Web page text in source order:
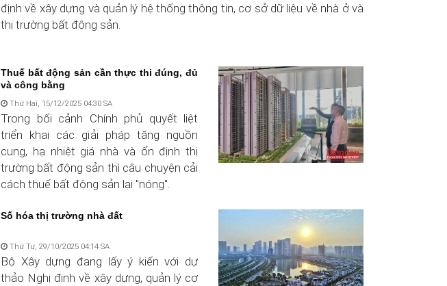
định về xây dựng và quản lý hệ thống thông tin, cơ sở dữ liệu về nhà ở và
thị trường bất động sản.
Thuế bất động sản cần thực thi đúng, đủ
và công bằng
Thứ Hai, 15/12/2025 04:30 SA
Trong bối cảnh Chính phủ quyết liệt
triển khai các giải pháp tăng nguồn
cung, hạ nhiệt giá nhà và ổn định thị
trường bất động sản thì câu chuyện cải
cách thuế bất động sản lại "nóng".
Số hóa thị trường nhà đất
Thứ Tư, 29/10/2025 04:14 SA
Bộ Xây dựng đang lấy ý kiến với dự
thảo Nghị định về xây dựng, quản lý cơ